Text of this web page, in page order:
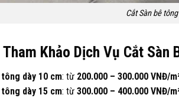
Cắt Sàn bê
Tham Khảo Dịch Vụ Cắt Sàn
dày 10 cm: từ 200.000 – 300.000 VNĐ/
dày 15 cm: từ 300.000 – 400.000 VNĐ/